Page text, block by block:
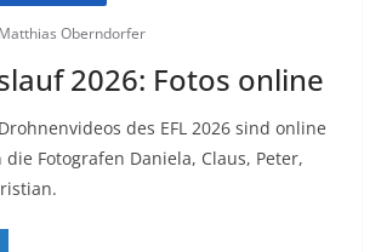
Matthias Oberndorfer
2026: Fotos online
des EFL 2026 sind online
die Fotografen Daniela, Claus, Peter,